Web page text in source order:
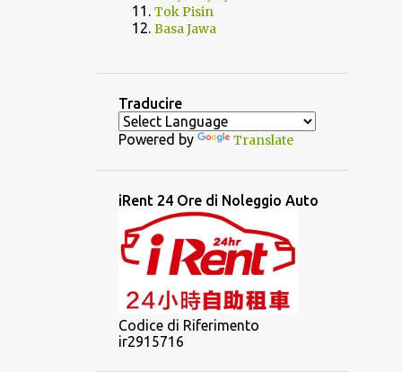
Tok Pisin
Basa Jawa
Traducire
Powered by Translate
iRent 24 Ore di Noleggio Auto
Codice di Riferimento
ir2915716